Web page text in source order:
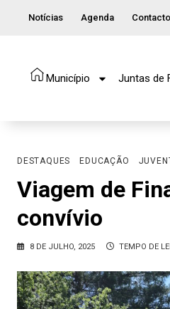
Notícias Agenda
Município Juntas de
DESTAQUES EDUCAÇÃO
Viagem de
convívio
8 DE JULHO, 2025 TEMPO DE